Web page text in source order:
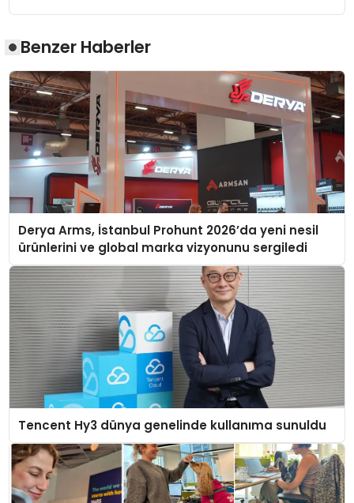
Benzer Haberler
Derya Arms, İstanbul Prohunt 2026’da yeni nesil
ürünlerini ve global marka vizyonunu sergiledi
Tencent Hy3 dünya genelinde kullanıma sunuldu